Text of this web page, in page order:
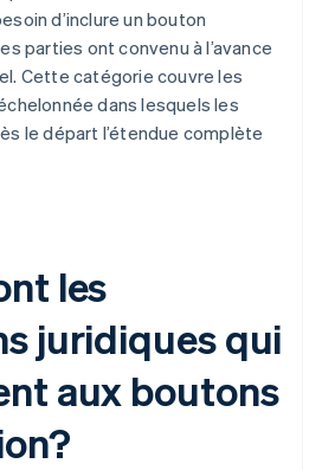
d’inclure un bouton
parties ont convenu à l’avance
Cette catégorie couvre les
dans lesquels les
le départ l’étendue complète
les
juridiques qui
aux boutons